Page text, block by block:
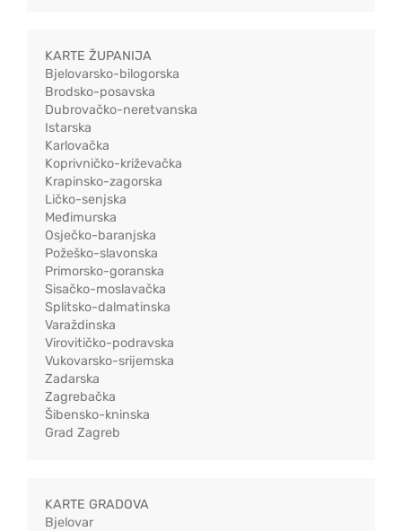
KARTE ŽUPANIJA
Bjelovarsko-bilogorska
Brodsko-posavska
Dubrovačko-neretvanska
Istarska
Karlovačka
Koprivničko-križevačka
Krapinsko-zagorska
Ličko-senjska
Međimurska
Osječko-baranjska
Požeško-slavonska
Primorsko-goranska
Sisačko-moslavačka
Splitsko-dalmatinska
Varaždinska
Virovitičko-podravska
Vukovarsko-srijemska
Zadarska
Zagrebačka
Šibensko-kninska
Grad Zagreb
KARTE GRADOVA
Bjelovar